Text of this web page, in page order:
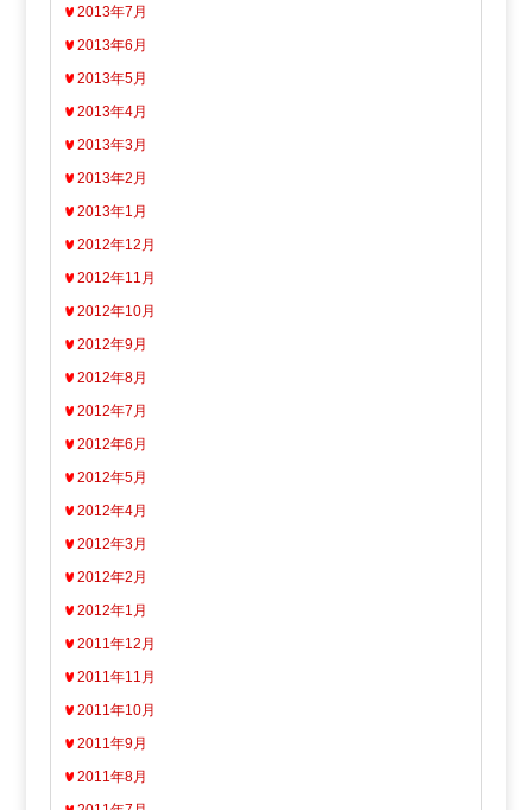
2013年7月
2013年6月
2013年5月
2013年4月
2013年3月
2013年2月
2013年1月
2012年12月
2012年11月
2012年10月
2012年9月
2012年8月
2012年7月
2012年6月
2012年5月
2012年4月
2012年3月
2012年2月
2012年1月
2011年12月
2011年11月
2011年10月
2011年9月
2011年8月